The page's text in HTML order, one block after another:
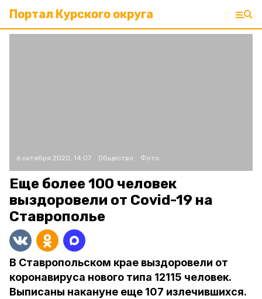
Портал Курского округа
6 октября 2020, 14:07 Общество Фото:
Еще более 100 человек
выздоровели от Covid-19 на
Ставрополье
В Ставропольском крае выздоровели от
коронавируса нового типа 12115 человек.
Выписаны накануне еще 107 излечившихся.